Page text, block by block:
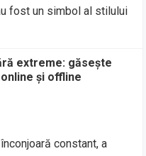
fost un simbol al stilului
extreme: găsește
și offline
constant, a